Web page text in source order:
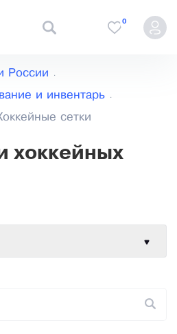
0
России
и инвентарь
сетки
хоккейных